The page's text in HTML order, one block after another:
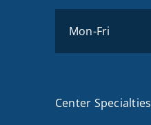
Mon-Fri
Center Specialties